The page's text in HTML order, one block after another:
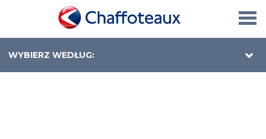
WYBIERZ WEDŁUG: